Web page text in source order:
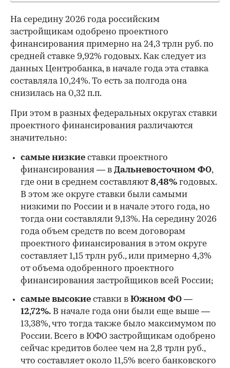
На середину 2026 года российским
застройщикам одобрено проектного
финансирования примерно на 24,3 трлн руб. по
средней ставке 9,92% годовых. Как следует из
данных Центробанка, в начале года эта ставка
составляла 10,24%. То есть за полгода она
снизилась на 0,32 п.п.
При этом в разных федеральных округах ставки
проектного финансирования различаются
значительно:
самые низкие ставки проектного
финансирования — в Дальневосточном ФО,
где они в среднем составляют 8,48% годовых.
В этом же округе ставки были самыми
низкими по России и в начале этого года, но
тогда они составляли 9,13%. На середину 2026
года объем средств по всем договорам
проектного финансирования в этом округе
составляет 1,15 трлн руб., или примерно 4,3%
от объема одобренного проектного
финансирования застройщиков всей России;
самые высокие ставки в Южном ФО —
12,72%. В начале года они были еще выше —
13,38%, что тогда также было максимумом по
России. Всего в ЮФО застройщикам одобрено
сейчас кредитов более чем на 2,8 трлн руб.,
что составляет около 11,5% всего банковского